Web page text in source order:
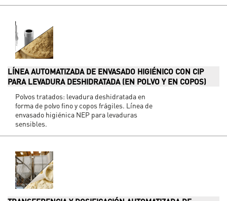
LÍNEA AUTOMATIZADA DE ENVASADO HIGIÉNICO CON CIP
PARA LEVADURA DESHIDRATADA (EN POLVO Y EN COPOS)
Polvos tratados: levadura deshidratada en
forma de polvo fino y copos frágiles. Línea de
envasado higiénica NEP para levaduras
sensibles.